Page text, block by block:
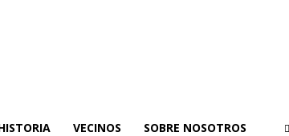
VECINOS SOBRE NOSOTROS